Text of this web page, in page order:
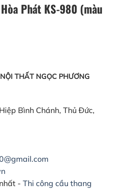
Phát KS-980 (màu
THẤT NGỌC PHƯƠNG
Bình Chánh, Thủ Đức,
- Thi công cầu thang